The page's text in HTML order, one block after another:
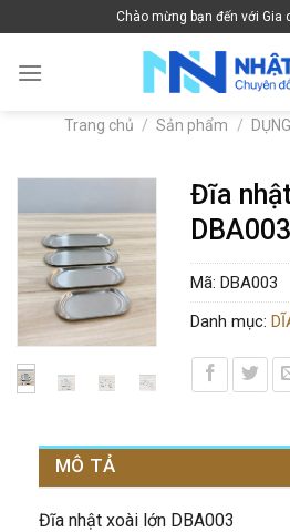
to
content
Chào mừng bạn đến với Gia
Trang chủ / Sản phẩm /
Đĩa
DBA003
Mã: DBA003
Danh mục:
MÔ TẢ
Đĩa nhật xoài lớn DBA003